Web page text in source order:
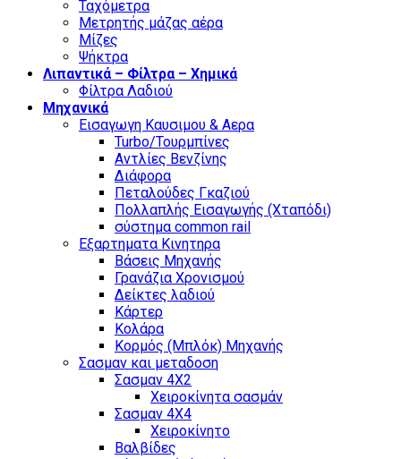
Ταχόμετρα
Μετρητής μάζας αέρα
Μίζες
Ψήκτρα
Λιπαντικά – Φίλτρα – Χημικά
Φίλτρα Λαδιού
Μηχανικά
Εισαγωγη Καυσιμου & Αερα
Turbo/Τουρμπίνες
Αντλίες Βενζίνης
Διάφορα
Πεταλούδες Γκαζιού
Πολλαπλής Εισαγωγής (Χταπόδι)
σύστημα common rail
Εξαρτηματα Κινητηρα
Βάσεις Μηχανής
Γρανάζια Χρονισμού
Δείκτες λαδιού
Κάρτερ
Κολάρα
Κορμός (Μπλόκ) Μηχανής
Σασμαν και μεταδοση
Σασμαν 4Χ2
Χειροκίνητα σασμάν
Σασμαν 4Χ4
Χειροκίνητο
Βαλβίδες